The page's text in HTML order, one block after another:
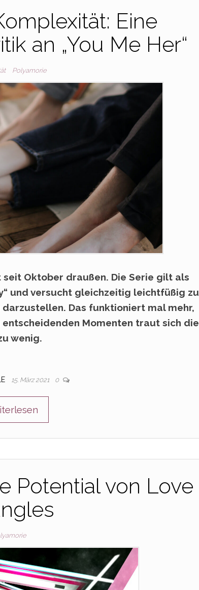
Eine
an „You Me Her“
Polyamorie
seit Oktober draußen. Die Serie gilt als
und versucht gleichzeitig leichtfüßig zu
Das funktioniert mal mehr,
Momenten traut sich die
wenig.
15. März 2021 0
Potential von Love